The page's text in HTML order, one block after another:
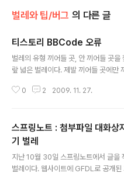
벌레와 팁/버그 의 다른 글
티스토리 BBCode 오류
벌레의 유형 끼어들 곳, 안 끼어들 곳을
랖 넓은 벌레이다. 제발 끼어들 곳에만
삭제된 상태임) 과정에서 우연히 발견
0 2 2009. 11. 27.
스프링노트 : 첨부파일 대화상
기 벌레
지난 10월 30일 스프링노트에서 글을
벌레이다. 웹사이트에 GFDL로 공개된